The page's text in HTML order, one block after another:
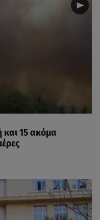
και 15 ακόμα